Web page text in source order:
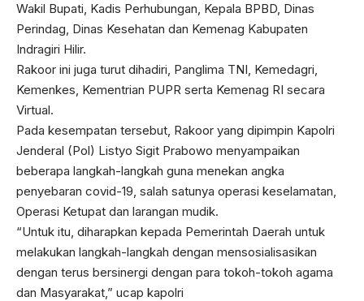
Wakil Bupati, Kadis Perhubungan, Kepala BPBD, Dinas
Perindag, Dinas Kesehatan dan Kemenag Kabupaten
Indragiri Hilir.
Rakoor ini juga turut dihadiri, Panglima TNI, Kemedagri,
Kemenkes, Kementrian PUPR serta Kemenag RI secara
Virtual.
Pada kesempatan tersebut, Rakoor yang dipimpin Kapolri
Jenderal (Pol) Listyo Sigit Prabowo menyampaikan
beberapa langkah-langkah guna menekan angka
penyebaran covid-19, salah satunya operasi keselamatan,
Operasi Ketupat dan larangan mudik.
“Untuk itu, diharapkan kepada Pemerintah Daerah untuk
melakukan langkah-langkah dengan mensosialisasikan
dengan terus bersinergi dengan para tokoh-tokoh agama
dan Masyarakat,” ucap kapolri